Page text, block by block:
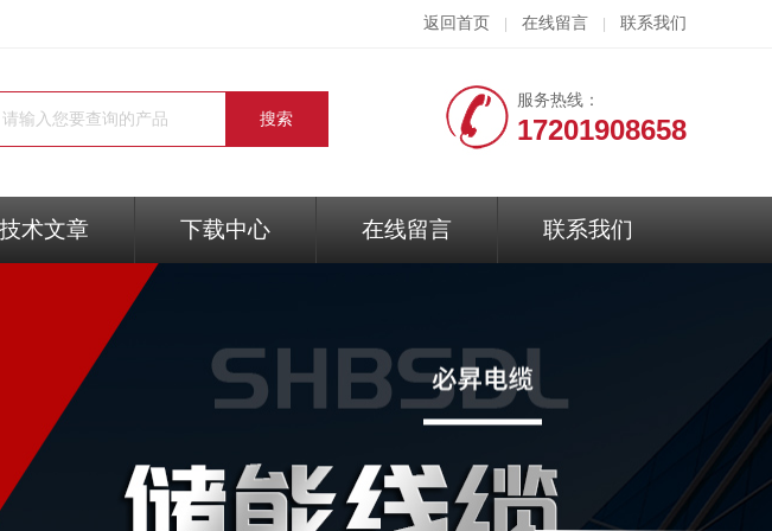
返回首页 在线留言 联系我们
服务热线：
17201908658
技术文章 下载中心 在线留言 联系我们